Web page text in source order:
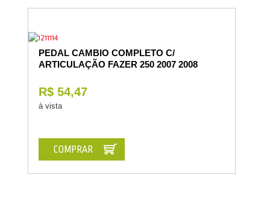
PEDAL CAMBIO COMPLETO C/
ARTICULAÇÃO FAZER 250 2007 2008
R$ 54,47
à vista
COMPRAR